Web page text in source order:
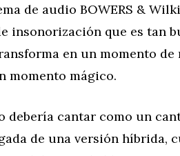
de audio BOWERS &
insonorización que es tan
en un momento
momento mágico.
debería cantar como un
de una versión híbrida,